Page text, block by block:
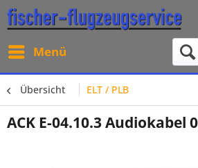
Menü
Übersicht ELT / PLB
ACK E-04.10.3 Audiokabel